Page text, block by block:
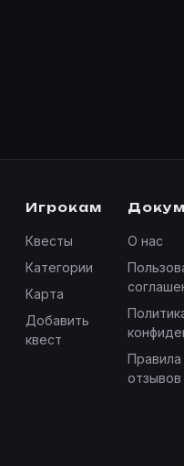
Игрокам
Квесты
Категории
Карта
Добавить
квест
О нас
отзывов